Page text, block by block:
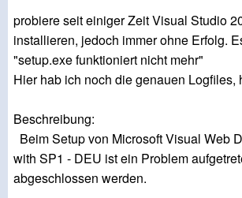
probiere seit einiger Zeit Visual Studio
installieren, jedoch immer ohne Erfolg.
"setup.exe funktioniert nicht mehr"
Hier hab ich noch die genauen
Beschreibung:
Beim Setup von Microsoft Visual Web
with SP1 - DEU ist ein Problem
abgeschlossen werden.